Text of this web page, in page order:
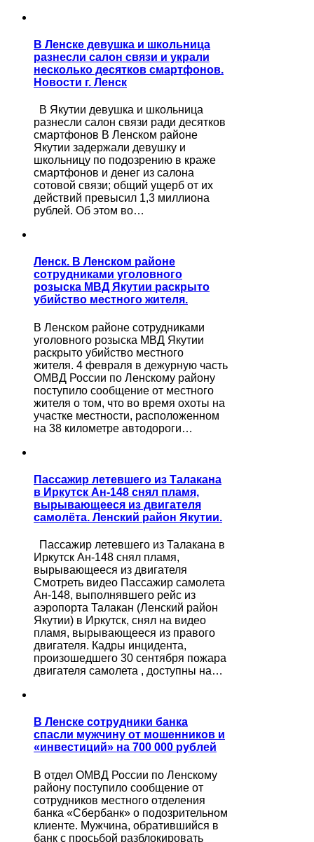
В Ленске девушка и школьница
разнесли салон связи и украли
несколько десятков смартфонов.
Новости г. Ленск
В Якутии девушка и школьница
разнесли салон связи ради десятков
смартфонов В Ленском районе
Якутии задержали девушку и
школьницу по подозрению в краже
смартфонов и денег из салона
сотовой связи; общий ущерб от их
действий превысил 1,3 миллиона
рублей. Об этом во…
Ленск. В Ленском районе
сотрудниками уголовного
розыска МВД Якутии раскрыто
убийство местного жителя.
В Ленском районе сотрудниками
уголовного розыска МВД Якутии
раскрыто убийство местного
жителя. 4 февраля в дежурную часть
ОМВД России по Ленскому району
поступило сообщение от местного
жителя о том, что во время охоты на
участке местности, расположенном
на 38 километре автодороги…
Пассажир летевшего из Талакана
в Иркутск Ан-148 снял пламя,
вырывающееся из двигателя
самолёта. Ленский район Якутии.
Пассажир летевшего из Талакана в
Иркутск Ан-148 снял пламя,
вырывающееся из двигателя
Смотреть видео Пассажир самолета
Ан-148, выполнявшего рейс из
аэропорта Талакан (Ленский район
Якутии) в Иркутск, снял на видео
пламя, вырывающееся из правого
двигателя. Кадры инцидента,
произошедшего 30 сентября пожара
двигателя самолета , доступны на…
В Ленске сотрудники банка
спасли мужчину от мошенников и
«инвестиций» на 700 000 рублей
В отдел ОМВД России по Ленскому
району поступило сообщение от
сотрудников местного отделения
банка «Сбербанк» о подозрительном
клиенте. Мужчина, обратившийся в
банк с просьбой разблокировать